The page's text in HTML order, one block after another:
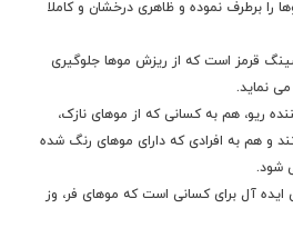
برطرف نموده و ظاهری درخشان و کاملا
قرمز است که از ریزش موها جلوگیری
نماید.
ریو، هم به کسانی که از موهای نازک،
و هم به افرادی که دارای موهای رنگ شده
شود.
آل برای کسانی است که موهای فر، وز